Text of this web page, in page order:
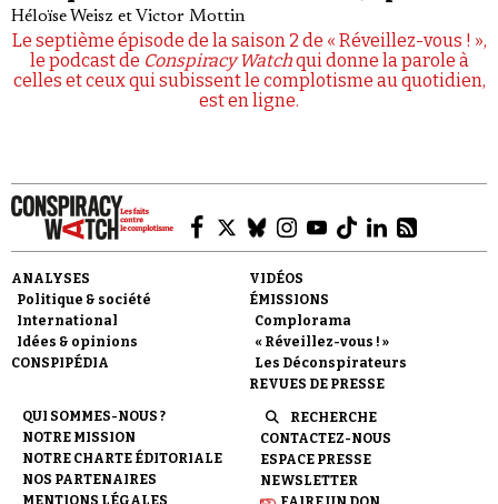
Héloïse Weisz et Victor Mottin
Le septième épisode de la saison 2 de « Réveillez-vous ! »,
le podcast de Conspiracy Watchqui donne la parole à
celles et ceux qui subissent le complotisme au quotidien,
est en ligne.
ANALYSES
Politique & société
International
Idées & opinions
CONSPIPÉDIA
VIDÉOS
ÉMISSIONS
Complorama
« Réveillez-vous ! »
Les Déconspirateurs
REVUES DE PRESSE
QUI SOMMES-NOUS ?
NOTRE MISSION
NOTRE CHARTE ÉDITORIALE
NOS PARTENAIRES
MENTIONS LÉGALES
RECHERCHE
CONTACTEZ-NOUS
ESPACE PRESSE
NEWSLETTER